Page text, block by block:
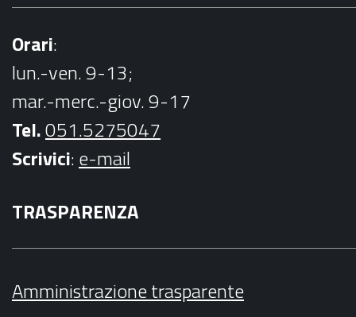
Orari:
lun.-ven. 9-13;
mar.-merc.-giov. 9-17
Tel.051.5275047
Scrivici:e-mail
TRASPARENZA
Amministrazione trasparente